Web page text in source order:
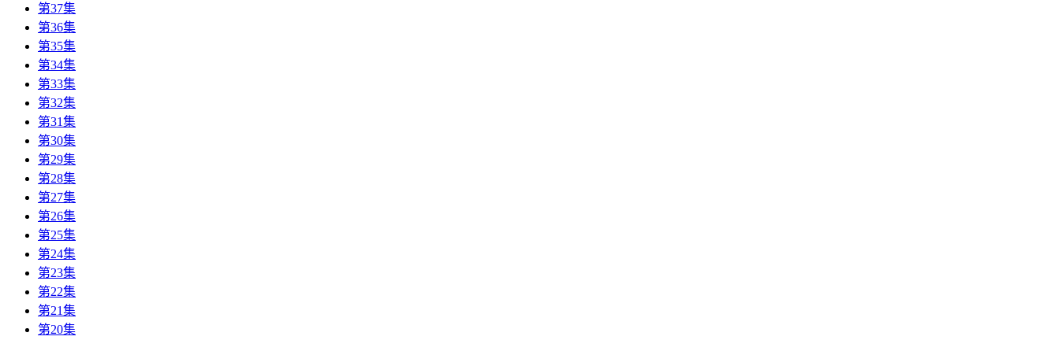
第37集
第36集
第35集
第34集
第33集
第32集
第31集
第30集
第29集
第28集
第27集
第26集
第25集
第24集
第23集
第22集
第21集
第20集